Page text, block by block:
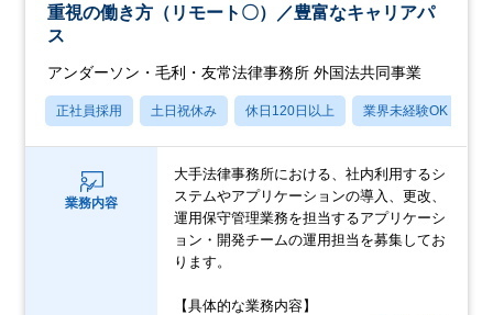
重視の働き方（リモート〇）／豊富なキャリアパ
ス
アンダーソン・毛利・友常法律事務所 外国法共同事業
正社員採用 土日祝休み 休日120日以上 業界未経験OK
業務内容
大手法律事務所における、社内利用するシ
ステムやアプリケーションの導入、更改、
運用保守管理業務を担当するアプリケーシ
ョン・開発チームの運用担当を募集してお
ります。
【具体的な業務内容】